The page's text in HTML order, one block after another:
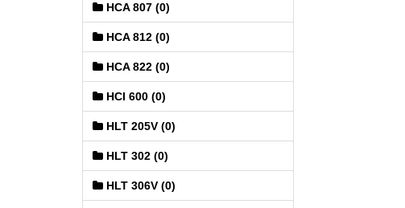
HCA 807 (0)
HCA 812 (0)
HCA 822 (0)
HCI 600 (0)
HLT 205V (0)
HLT 302 (0)
HLT 306V (0)